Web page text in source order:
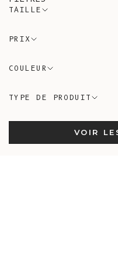
TAILLE
PRIX
COULEUR
TYPE DE PRODUIT
VOIR